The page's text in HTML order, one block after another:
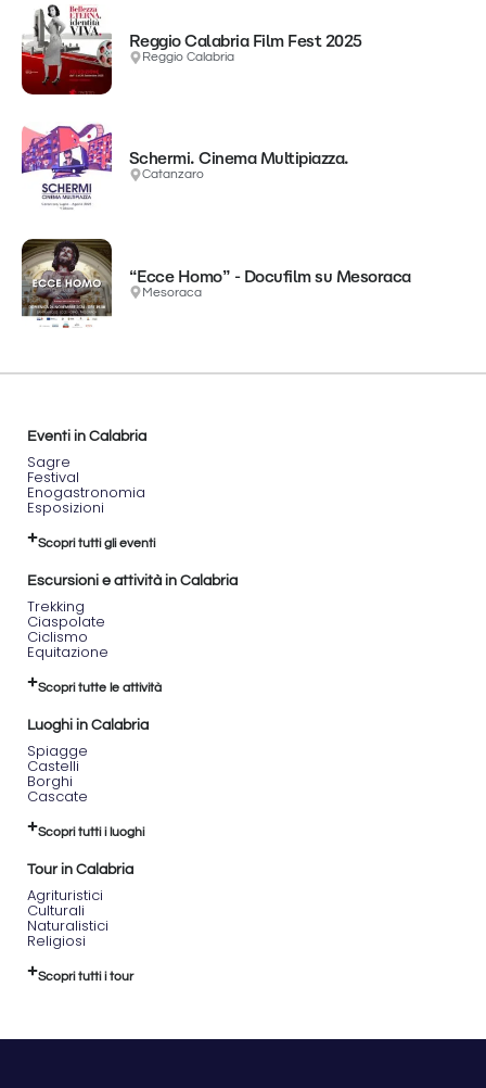
Reggio Calabria Film Fest 2025
Reggio Calabria
Schermi. Cinema Multipiazza.
Catanzaro
“Ecce Homo” - Docufilm su Mesoraca
Mesoraca
Eventi in Calabria
Sagre
Festival
Enogastronomia
Esposizioni
Scopri tutti gli eventi
Escursioni e attività in Calabria
Trekking
Ciaspolate
Ciclismo
Equitazione
Scopri tutte le attività
Luoghi in Calabria
Spiagge
Castelli
Borghi
Cascate
Scopri tutti i luoghi
Tour in Calabria
Agrituristici
Culturali
Naturalistici
Religiosi
Scopri tutti i tour